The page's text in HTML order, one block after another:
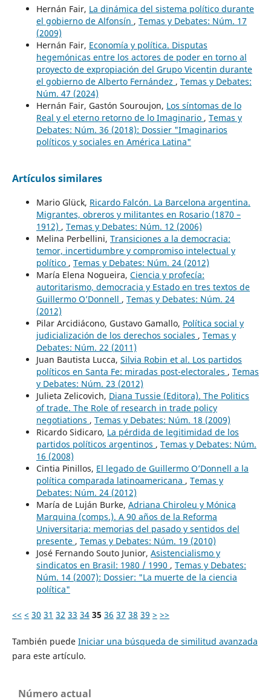
Hernán Fair, La dinámica del sistema político durante
el gobierno de Alfonsín , Temas y Debates: Núm. 17
(2009)
Hernán Fair, Economía y política. Disputas
hegemónicas entre los actores de poder en torno al
proyecto de expropiación del Grupo Vicentin durante
el gobierno de Alberto Fernández , Temas y Debates:
Núm. 47 (2024)
Hernán Fair, Gastón Souroujon, Los síntomas de lo
Real y el eterno retorno de lo Imaginario , Temas y
Debates: Núm. 36 (2018): Dossier "Imaginarios
políticos y sociales en América Latina"
Artículos similares
Mario Glück, Ricardo Falcón. La Barcelona argentina.
Migrantes, obreros y militantes en Rosario (1870 –
1912) , Temas y Debates: Núm. 12 (2006)
Melina Perbellini, Transiciones a la democracia:
temor, incertidumbre y compromiso intelectual y
político , Temas y Debates: Núm. 24 (2012)
María Elena Nogueira, Ciencia y profecía:
autoritarismo, democracia y Estado en tres textos de
Guillermo O’Donnell , Temas y Debates: Núm. 24
(2012)
Pilar Arcidiácono, Gustavo Gamallo, Política social y
judicialización de los derechos sociales , Temas y
Debates: Núm. 22 (2011)
Juan Bautista Lucca, Silvia Robin et al. Los partidos
políticos en Santa Fe: miradas post-electorales , Temas
y Debates: Núm. 23 (2012)
Julieta Zelicovich, Diana Tussie (Editora). The Politics
of trade. The Role of research in trade policy
negotiations , Temas y Debates: Núm. 18 (2009)
Ricardo Sidicaro, La pérdida de legitimidad de los
partidos políticos argentinos , Temas y Debates: Núm.
16 (2008)
Cintia Pinillos, El legado de Guillermo O’Donnell a la
política comparada latinoamericana , Temas y
Debates: Núm. 24 (2012)
María de Luján Burke, Adriana Chiroleu y Mónica
Marquina (comps.). A 90 años de la Reforma
Universitaria: memorias del pasado y sentidos del
presente , Temas y Debates: Núm. 19 (2010)
José Fernando Souto Junior, Asistencialismo y
sindicatos en Brasil: 1980 / 1990 , Temas y Debates:
Núm. 14 (2007): Dossier: "La muerte de la ciencia
política"
<< < 30 31 32 33 34 35 36 37 38 39 > >>
También puede Iniciar una búsqueda de similitud avanzada
para este artículo.
Número actual